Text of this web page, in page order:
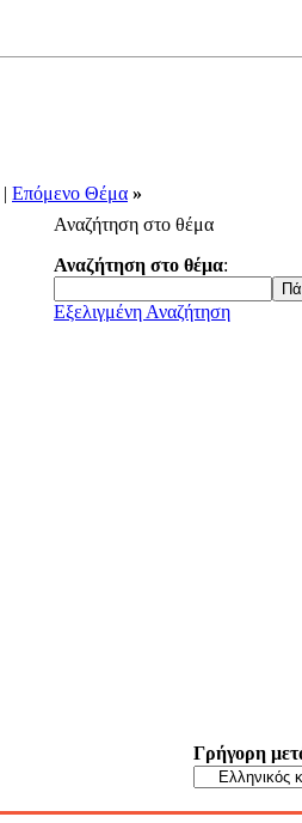
| Επόμενο Θέμα »
Αναζήτηση στο θέμα
Αναζήτηση στο θέμα:
Εξελιγμένη Αναζήτηση
Γρήγορη